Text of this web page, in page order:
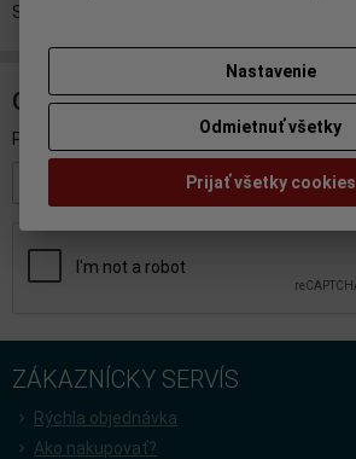
Strana
ODBER NOVINIEK
Prihláste sa k odberu noviniek
ZÁKAZNÍCKY SERVÍS
Rýchla objednávka
Ako nakupovať?
Nastavenie
Odmietnuť všetky
Prijať všetky cookies